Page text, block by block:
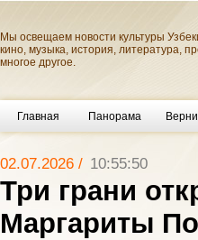
Мы освещаем новости культуры
кино, музыка, история, литература,
многое другое.
Главная Панорама
02.07.2026 / 10:55:50
Три грани
Маргариты